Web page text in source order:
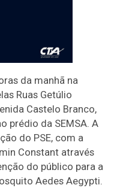
da manhã na
Ruas Getúlio
Castelo Branco,
prédio da SEMSA. A
do PSE, com a
Constant através
do público para a
Aedes Aegypti.